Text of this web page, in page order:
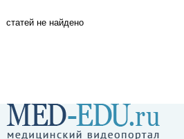
статей не найдено